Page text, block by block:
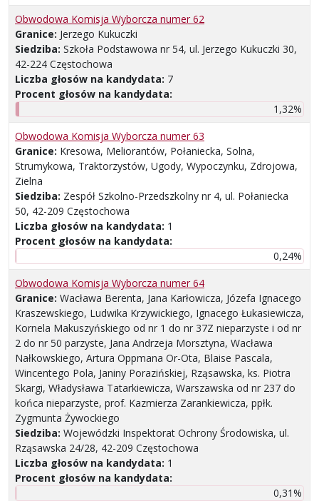
Obwodowa Komisja Wyborcza numer 62
Granice: Jerzego Kukuczki
Siedziba: Szkoła Podstawowa nr 54, ul. Jerzego Kukuczki 30,
42-224 Częstochowa
Liczba głosów na kandydata: 7
Procent głosów na kandydata:
1,32%
Obwodowa Komisja Wyborcza numer 63
Granice: Kresowa, Meliorantów, Połaniecka, Solna,
Strumykowa, Traktorzystów, Ugody, Wypoczynku, Zdrojowa,
Zielna
Siedziba: Zespół Szkolno-Przedszkolny nr 4, ul. Połaniecka
50, 42-209 Częstochowa
Liczba głosów na kandydata: 1
Procent głosów na kandydata:
0,24%
Obwodowa Komisja Wyborcza numer 64
Granice: Wacława Berenta, Jana Karłowicza, Józefa Ignacego
Kraszewskiego, Ludwika Krzywickiego, Ignacego Łukasiewicza,
Kornela Makuszyńskiego od nr 1 do nr 37Z nieparzyste i od nr
2 do nr 50 parzyste, Jana Andrzeja Morsztyna, Wacława
Nałkowskiego, Artura Oppmana Or-Ota, Blaise Pascala,
Wincentego Pola, Janiny Porazińskiej, Rząsawska, ks. Piotra
Skargi, Władysława Tatarkiewicza, Warszawska od nr 237 do
końca nieparzyste, prof. Kazmierza Zarankiewicza, ppłk.
Zygmunta Żywockiego
Siedziba: Wojewódzki Inspektorat Ochrony Środowiska, ul.
Rząsawska 24/28, 42-209 Częstochowa
Liczba głosów na kandydata: 1
Procent głosów na kandydata:
0,31%